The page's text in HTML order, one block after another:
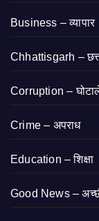
Business – व्यापार
Chhattisgarh –
Corruption –
Crime – अपराध
Education – शिक्षा
Good News –